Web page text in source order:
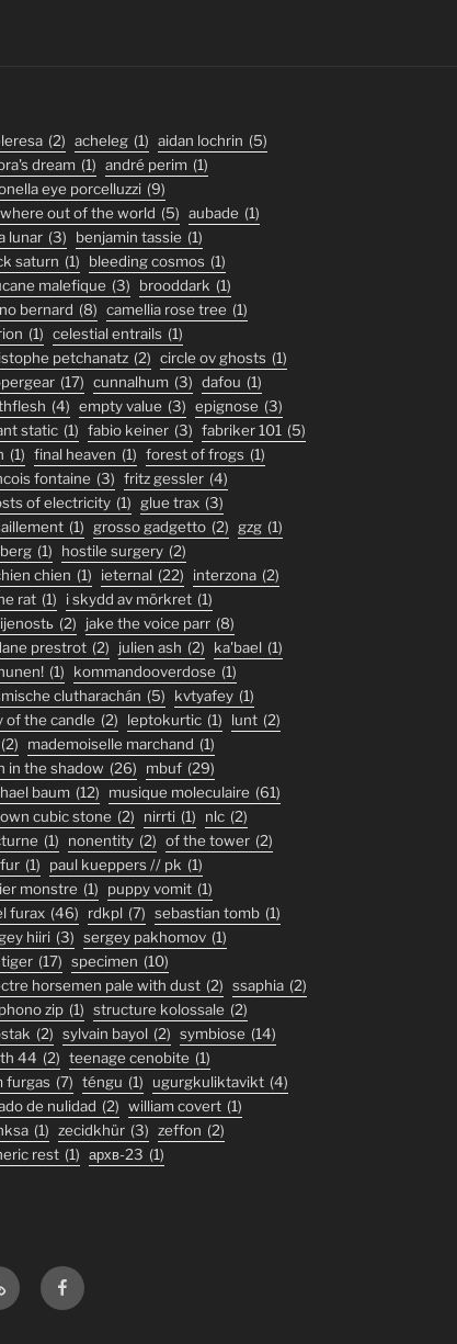
(2) acheleg (1) aidan lochrin (5)
dream (1) andré perim (1)
eye porcelluzzi (9)
out of the world (5) aubade (1)
lunar (3) benjamin tassie (1)
saturn (1) bleeding cosmos (1)
malefique (3) brooddark (1)
bernard (8) camellia rose tree (1)
(1) celestial entrails (1)
petchanatz (2) circle ov ghosts (1)
(17) cunnalhum (3) dafou (1)
(4) empty value (3) epignose (3)
static (1) fabio keiner (3) fabriker 101 (5)
(1) final heaven (1) forest of frogs (1)
fontaine (3) fritz gessler (4)
of electricity (1) glue trax (3)
(1) grosso gadgetto (2) gzg (1)
(1) hostile surgery (2)
chien (1) ieternal (22) interzona (2)
rat (1) i skydd av mörkret (1)
(2) jake the voice parr (8)
prestrot (2) julien ash (2) ka'bael (1)
(1) kommandooverdose (1)
clutharachán (5) kvtyafey (1)
of the candle (2) leptokurtic (1) lunt (2)
(2) mademoiselle marchand (1)
in the shadow (26) mbuf (29)
baum (12) musique moleculaire (61)
cubic stone (2) nirrti (1) nlc (2)
(1) nonentity (2) of the tower (2)
(1) paul kueppers // pk (1)
monstre (1) puppy vomit (1)
furax (46) rdkpl (7) sebastian tomb (1)
hiiri (3) sergey pakhomov (1)
(17) specimen (10)
horsemen pale with dust (2) ssaphia (2)
zip (1) structure kolossale (2)
(2) sylvain bayol (2) symbiose (14)
44 (2) teenage cenobite (1)
furgas (7) téngu (1) ugurgkuliktavikt (4)
de nulidad (2) william covert (1)
(1) zecidkhür (3) zeffon (2)
rest (1) архв-23 (1)
Facebook